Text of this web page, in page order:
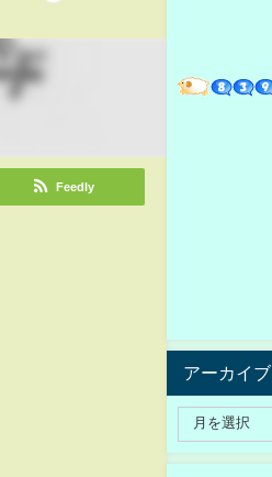
Feedly
アーカイブ